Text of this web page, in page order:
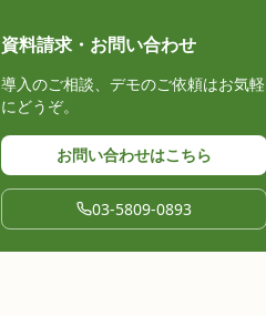
資料請求・お問い合わせ
導入のご相談、デモのご依頼はお気軽
にどうぞ。
お問い合わせはこちら
03-5809-0893